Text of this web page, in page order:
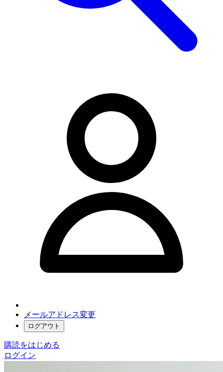
メールアドレス変更
ログアウト
購読をはじめる
ログイン